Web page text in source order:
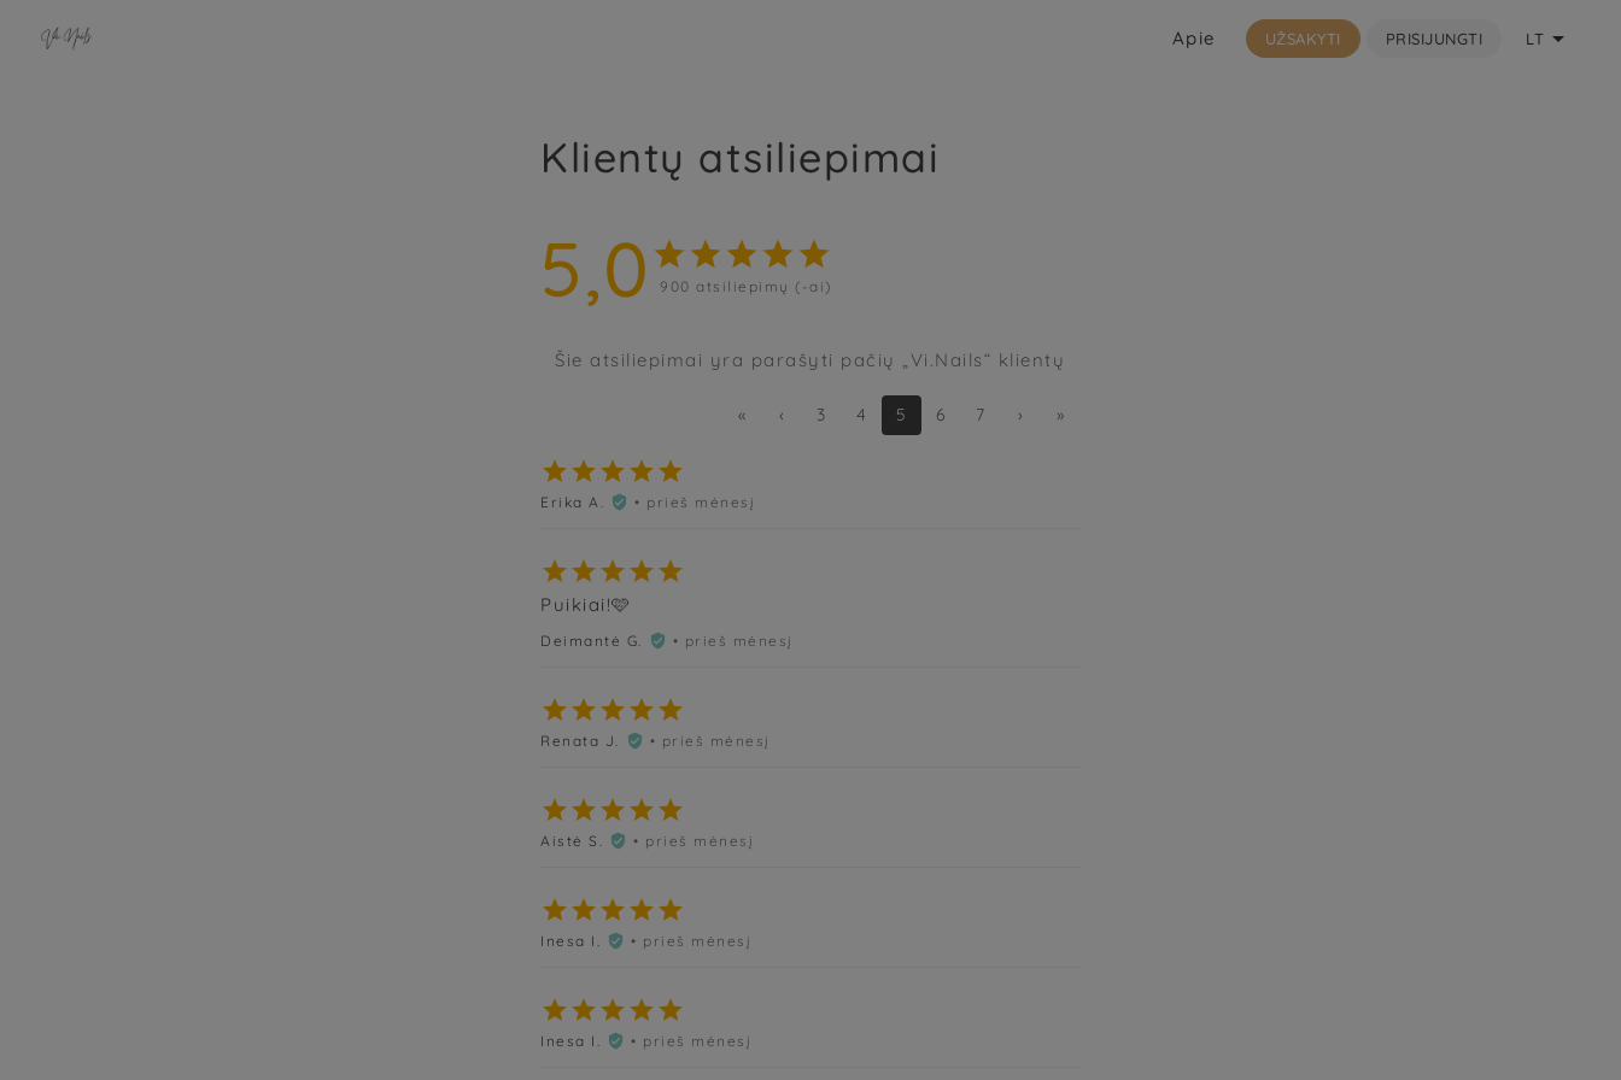
Apie UŽSAKYTI PRISIJUNGTI LT 
Klientų atsiliepimai
5,0     
900 atsiliepimų (-ai)
Šie atsiliepimai yra parašyti pačių „Vi.Nails“ klientų
« ‹ 3 4 5 6 7 › »

Erika A.  • prieš mėnesį

Puikiai!🩷
Deimantė G.  • prieš mėnesį

Renata J.  • prieš mėnesį

Aistė S.  • prieš mėnesį

Inesa I.  • prieš mėnesį

Inesa I.  • prieš mėnesį